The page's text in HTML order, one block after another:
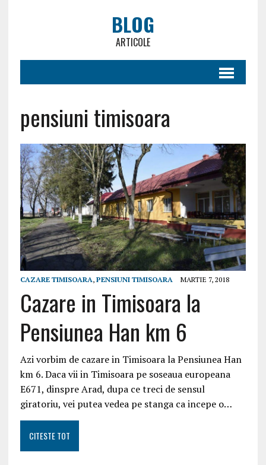
BLOG
ARTICOLE
pensiuni timisoara
CAZARE TIMISOARA, PENSIUNI TIMISOARA MARTIE 7, 2018
Cazare in Timisoara la
Pensiunea Han km 6
Azi vorbim de cazare in Timisoara la Pensiunea Han
km 6. Daca vii in Timisoara pe soseaua europeana
E671, dinspre Arad, dupa ce treci de sensul
giratoriu, vei putea vedea pe stanga ca incepe o…
CITESTE TOT